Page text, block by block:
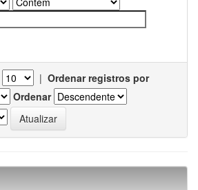
| Ordenar registros por
Ordenar